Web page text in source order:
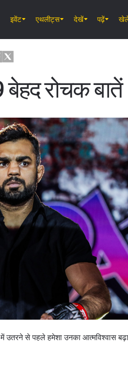
इवेंट
ONE
एथलीट्स देखें पढ़ें
रोचक बातें
से पहले हमेशा उनका आत्मविश्वास